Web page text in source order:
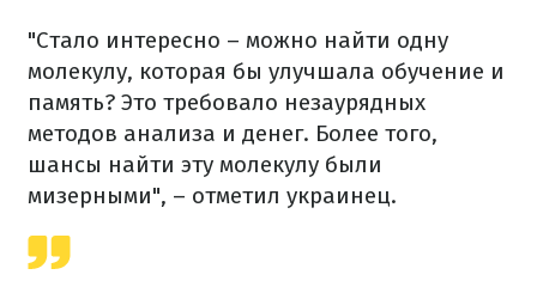
"Стало интересно – можно найти одну
молекулу, которая бы улучшала обучение и
память? Это требовало незаурядных
методов анализа и денег. Более того,
шансы найти эту молекулу были
мизерными", – отметил украинец.